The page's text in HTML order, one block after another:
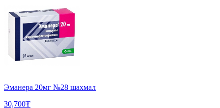
Эманера 20мг №28 шахмал
30,700₮